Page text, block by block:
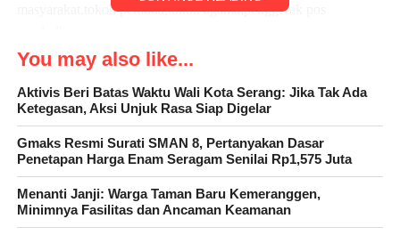
masyarakat,tokoh pemuda,tokoh agama,penggerak pos
You may also like...
Aktivis Beri Batas Waktu Wali Kota Serang: Jika Tak Ada
Ketegasan, Aksi Unjuk Rasa Siap Digelar
Gmaks Resmi Surati SMAN 8, Pertanyakan Dasar
Penetapan Harga Enam Seragam Senilai Rp1,575 Juta
Menanti Janji: Warga Taman Baru Kemeranggen,
Minimnya Fasilitas dan Ancaman Keamanan